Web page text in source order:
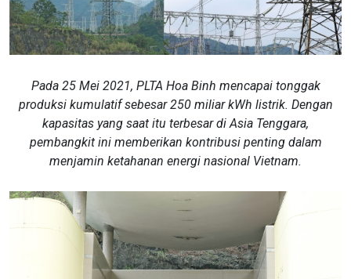
Pada 25 Mei 2021, PLTA Hoa Binh mencapai tonggak
produksi kumulatif sebesar 250 miliar kWh listrik. Dengan
kapasitas yang saat itu terbesar di Asia Tenggara,
pembangkit ini memberikan kontribusi penting dalam
menjamin ketahanan energi nasional Vietnam.